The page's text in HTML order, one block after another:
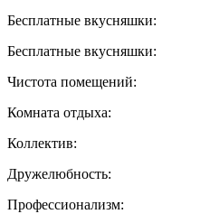
Бесплатные вкусняшки:
Бесплатные вкусняшки:
Чистота помещений:
Комната отдыха:
Коллектив:
Дружелюбность:
Профессионализм: